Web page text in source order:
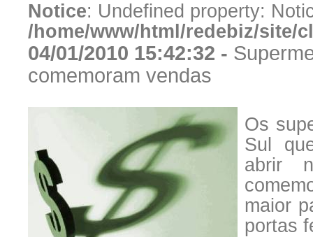
Notice: Undefined property:
/home/www/html/redebiz/site/
04/01/2010 15:42:32 -
comemoram vendas
Os
Sul
abrir
maior
portas